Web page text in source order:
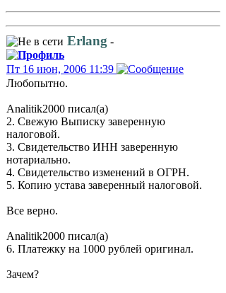
Erlang -
Пт 16 июн, 2006 11:39
Любопытно.
Analitik2000 писал(а)
2. Свежую Выписку заверенную
налоговой.
3. Свидетельство ИНН заверенную
нотариально.
4. Свидетельство изменений в ОГРН.
5. Копию устава заверенный налоговой.
Все верно.
Analitik2000 писал(а)
6. Платежку на 1000 рублей оригинал.
Зачем?